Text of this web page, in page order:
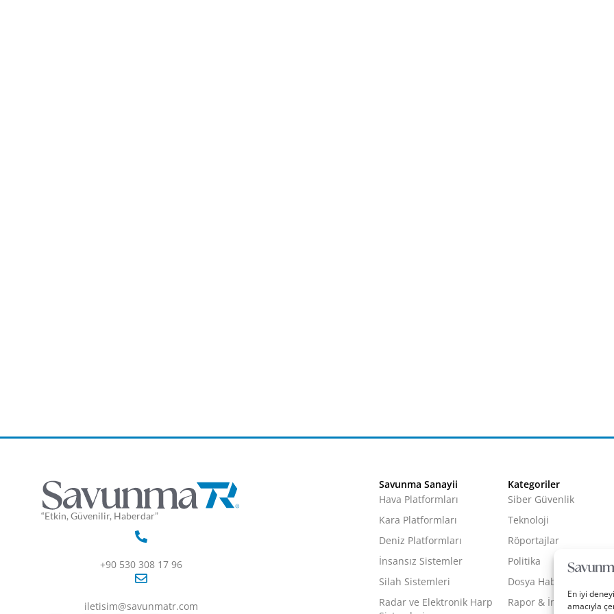
En iyi
amacıyla
“Etkin, Güvenilir, Haberdar”
+90 530 308 17 96
iletisim@savunmatr.com
Savunma Sanayii
Hava Platformları
Kara Platformları
Deniz Platformları
İnsansız Sistemler
Silah Sistemleri
Radar ve Elektronik Harp
Kategoriler
Siber Güvenlik
Teknoloji
Röportajlar
Politika
Dosya Haber
Rapor & İnfografik